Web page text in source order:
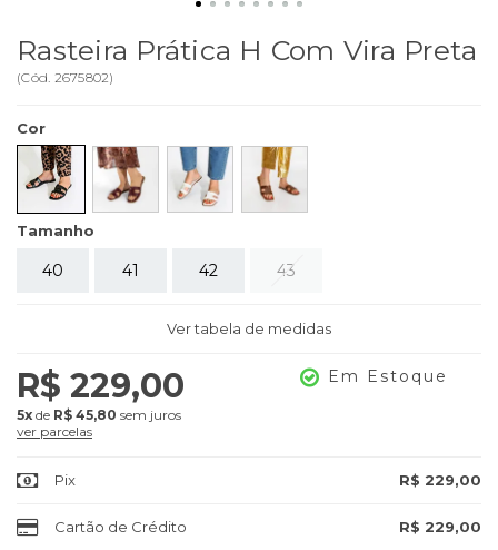
Rasteira Prática H Com Vira Preta
(Cód. 2675802)
Cor
Tamanho
40 41 42 43
Ver tabela de medidas
R$ 229,00
5x de R$ 45,80 sem juros
ver parcelas
Em Estoque
Pix R$ 229,00
Cartão de Crédito R$ 229,00